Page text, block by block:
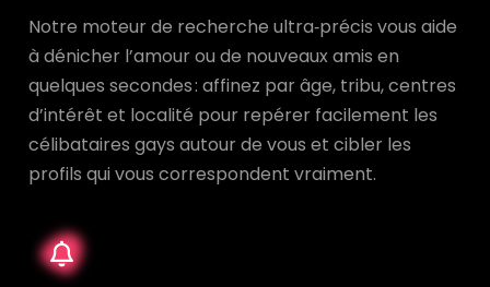
Notre moteur de recherche ultra‑précis vous aide
à dénicher l’amour ou de nouveaux amis en
quelques secondes : affinez par âge, tribu, centres
d’intérêt et localité pour repérer facilement les
célibataires gays autour de vous et cibler les
profils qui vous correspondent vraiment.